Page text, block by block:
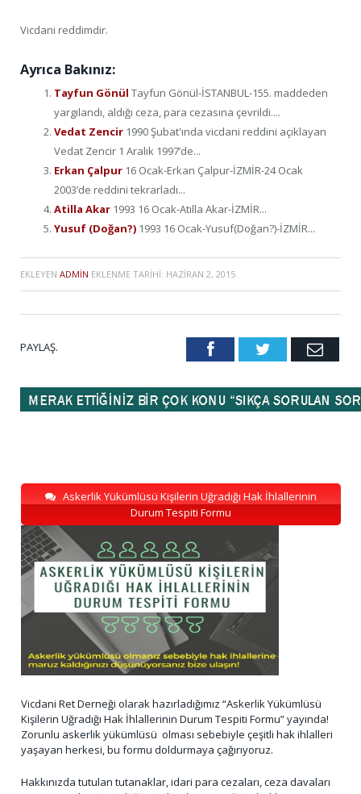
Vicdani reddimdir.
Ayrıca Bakınız:
Tayfun Gönül Tayfun Gönül-İSTANBUL-155. maddeden
yargılandı, aldığı ceza, para cezasına çevrildi....
Vedat Zencir 1990 Şubat'ında vicdani reddini açıklayan
Vedat Zencir 1 Aralık 1997’de...
Erkan Çalpur 16 Ocak-Erkan Çalpur-İZMİR-24 Ocak
2003’de reddini tekrarladı...
Atilla Akar 1993 16 Ocak-Atilla Akar-İZMİR...
Yusuf (Doğan?) 1993 16 Ocak-Yusuf(Doğan?)-İZMİR...
EKLEYEN ADMIN EKLENME TARIHI: HAZIRAN 2, 2015
PAYLAŞ. FacebookTwitter Email
Askerlik Yükümlüsü Kişilerin Uğradığı Hak İhlallerinin
Durum Tespiti Formu
Vicdani Ret Derneği olarak hazırladığımız “Askerlik Yükümlüsü
Kişilerin Uğradığı Hak İhlallerinin Durum Tespiti Formu” yayında!
Zorunlu askerlik yükümlüsü olması sebebiyle çeşitli hak ihlalleri
yaşayan herkesi, bu formu doldurmaya çağırıyoruz.
Hakkınızda tutulan tutanaklar, idari para cezaları, ceza davaları